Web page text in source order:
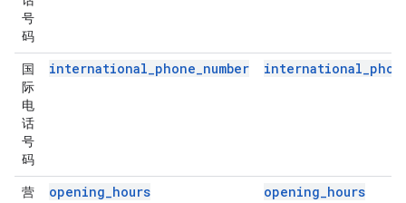
号
码
国
际
电
话
号
码
international_phone_number
营
opening_hours opening_hours